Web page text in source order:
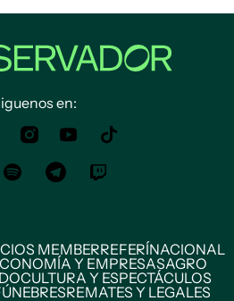
en:
MEMBERREFERÍNACIONAL
Y EMPRESASAGRO
CULTURA Y ESPECTÁCULOS
REMATES Y LEGALES